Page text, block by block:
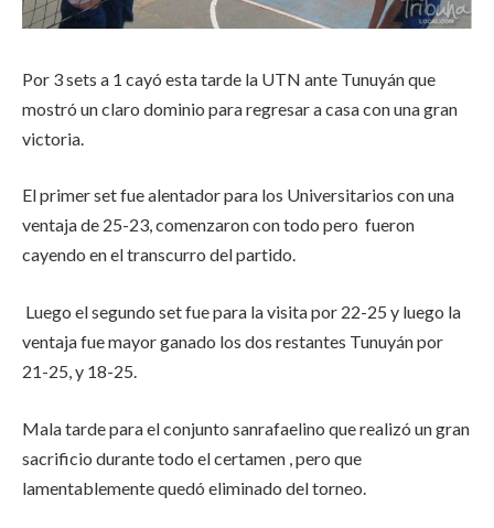
Por 3 sets a 1 cayó esta tarde la UTN ante Tunuyán que
mostró un claro dominio para regresar a casa con una gran
victoria.
El primer set fue alentador para los Universitarios con una
ventaja de 25-23, comenzaron con todo pero fueron
cayendo en el transcurro del partido.
Luego el segundo set fue para la visita por 22-25 y luego la
ventaja fue mayor ganado los dos restantes Tunuyán por
21-25, y 18-25.
Mala tarde para el conjunto sanrafaelino que realizó un gran
sacrificio durante todo el certamen , pero que
lamentablemente quedó eliminado del torneo.